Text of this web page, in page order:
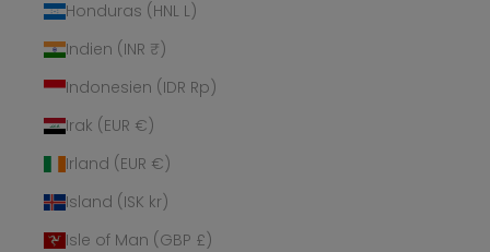
Honduras (HNL L)
Indien (INR ₹)
Indonesien (IDR Rp)
Irak (EUR €)
Irland (EUR €)
Island (ISK kr)
Isle of Man (GBP £)